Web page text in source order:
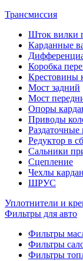
Трансмиссия
Шток вилки
Карданные
Коробка
Крестовины
Мост задний
Мост
Опоры
Приводы
Раздаточные
Редуктор в
Сальники
Сцепление
Чехлы
ШРУС
Уплотнители и
Фильтры для авто
Фильтры
Фильтры
Фильтры